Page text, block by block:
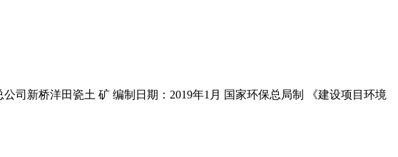
司新桥洋田瓷土 矿 编制日期：2019年1月 国家环保总局制 《建设项目环境